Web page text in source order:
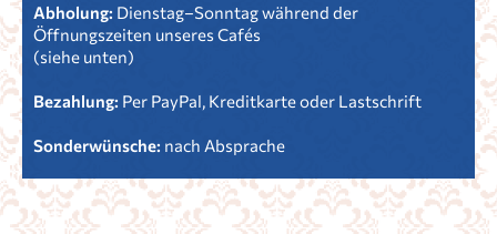
Abholung: Dienstag–Sonntag während der
Öffnungszeiten unseres Cafés
(siehe unten)
Bezahlung: Per PayPal, Kreditkarte oder Lastschrift
Sonderwünsche: nach Absprache